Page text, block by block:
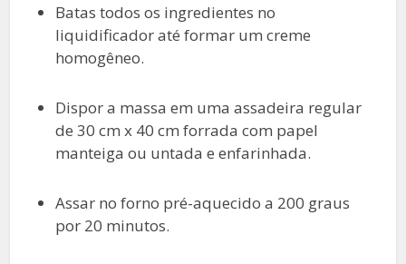
Batas todos os ingredientes no
liquidificador até formar um creme
homogêneo.
Dispor a massa em uma assadeira regular
de 30 cm x 40 cm forrada com papel
manteiga ou untada e enfarinhada.
Assar no forno pré-aquecido a 200 graus
por 20 minutos.